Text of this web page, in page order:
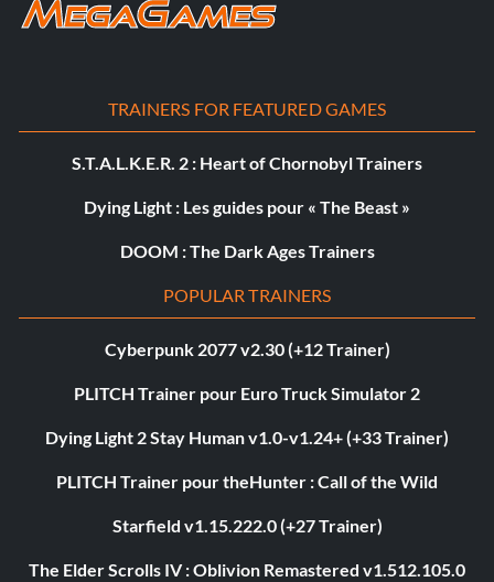
TRAINERS FOR FEATURED GAMES
S.T.A.L.K.E.R. 2 : Heart of Chornobyl Trainers
Dying Light : Les guides pour « The Beast »
DOOM : The Dark Ages Trainers
POPULAR TRAINERS
Cyberpunk 2077 v2.30 (+12 Trainer)
PLITCH Trainer pour Euro Truck Simulator 2
Dying Light 2 Stay Human v1.0-v1.24+ (+33 Trainer)
PLITCH Trainer pour theHunter : Call of the Wild
Starfield v1.15.222.0 (+27 Trainer)
The Elder Scrolls IV : Oblivion Remastered v1.512.105.0